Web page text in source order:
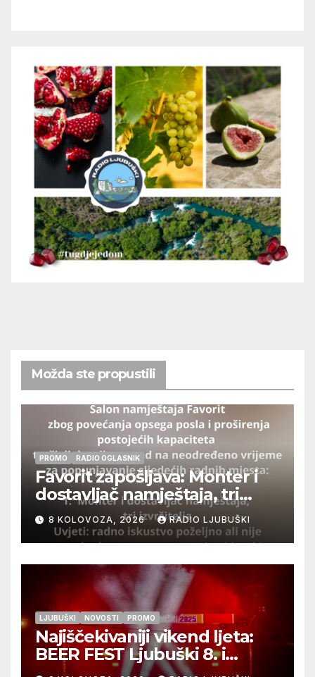
Možda ste propustili
PROMO RADIO OGLASNIK
Favorit zapošljava: Monter i
dostavljač namještaja, tri
izvršitelja
8 KOLOVOZA, 2026 RADIO LJUBUŠKI
LJUBUŠKI NOVOSTI PROMO
Najiščekivaniji vikend ljeta:
BEER FEST Ljubuški 8. i
9.kolovoza